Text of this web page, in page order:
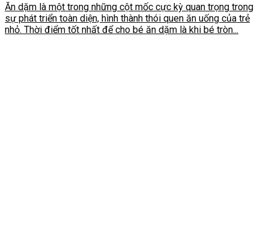
Ăn dặm là một trong những cột mốc cực kỳ quan trọng trong
sự phát triển toàn diện, hình thành thói quen ăn uống của trẻ
nhỏ. Thời điểm tốt nhất để cho bé ăn dặm là khi bé tròn...